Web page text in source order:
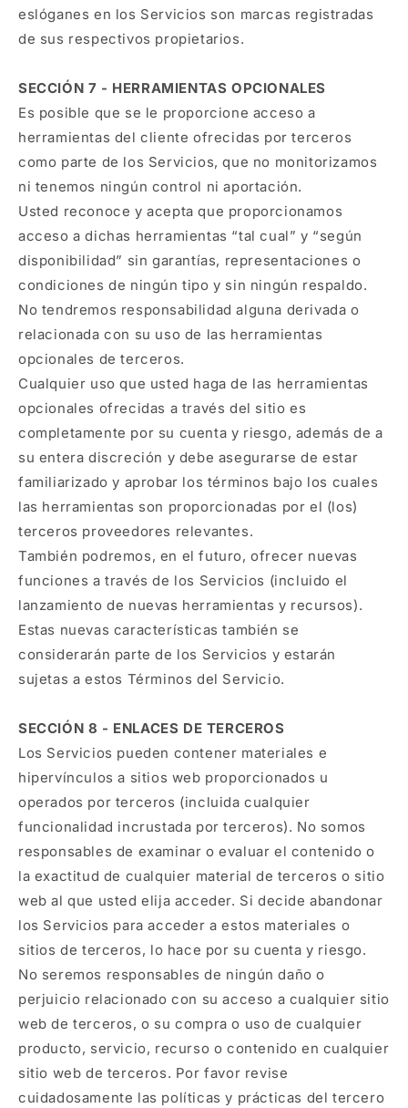
eslóganes en los Servicios son marcas registradas
de sus respectivos propietarios.
SECCIÓN 7 - HERRAMIENTAS OPCIONALES
Es posible que se le proporcione acceso a
herramientas del cliente ofrecidas por terceros
como parte de los Servicios, que no monitorizamos
ni tenemos ningún control ni aportación.
Usted reconoce y acepta que proporcionamos
acceso a dichas herramientas “tal cual” y “según
disponibilidad” sin garantías, representaciones o
condiciones de ningún tipo y sin ningún respaldo.
No tendremos responsabilidad alguna derivada o
relacionada con su uso de las herramientas
opcionales de terceros.
Cualquier uso que usted haga de las herramientas
opcionales ofrecidas a través del sitio es
completamente por su cuenta y riesgo, además de a
su entera discreción y debe asegurarse de estar
familiarizado y aprobar los términos bajo los cuales
las herramientas son proporcionadas por el (los)
terceros proveedores relevantes.
También podremos, en el futuro, ofrecer nuevas
funciones a través de los Servicios (incluido el
lanzamiento de nuevas herramientas y recursos).
Estas nuevas características también se
considerarán parte de los Servicios y estarán
sujetas a estos Términos del Servicio.
SECCIÓN 8 - ENLACES DE TERCEROS
Los Servicios pueden contener materiales e
hipervínculos a sitios web proporcionados u
operados por terceros (incluida cualquier
funcionalidad incrustada por terceros). No somos
responsables de examinar o evaluar el contenido o
la exactitud de cualquier material de terceros o sitio
web al que usted elija acceder. Si decide abandonar
los Servicios para acceder a estos materiales o
sitios de terceros, lo hace por su cuenta y riesgo.
No seremos responsables de ningún daño o
perjuicio relacionado con su acceso a cualquier sitio
web de terceros, o su compra o uso de cualquier
producto, servicio, recurso o contenido en cualquier
sitio web de terceros. Por favor revise
cuidadosamente las políticas y prácticas del tercero